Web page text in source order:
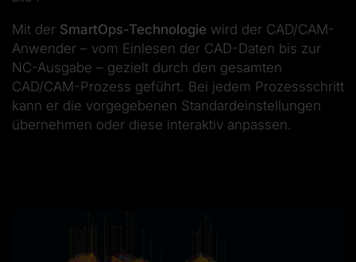
Mit der SmartOps-Technologie wird der CAD/CAM-
Anwender – vom Einlesen der CAD-Daten bis zur
NC-Ausgabe – gezielt durch den gesamten
CAD/CAM-Prozess geführt. Bei jedem Prozessschritt
kann er die vorgegebenen Standardeinstellungen
übernehmen oder diese interaktiv anpassen.